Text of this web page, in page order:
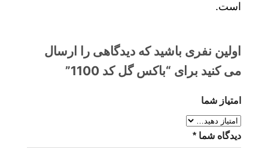
است.
اولین نفری باشید که دیدگاهی را ارسال
می کنید برای “باکس گل کد 1100”
امتیاز شما
دیدگاه شما *